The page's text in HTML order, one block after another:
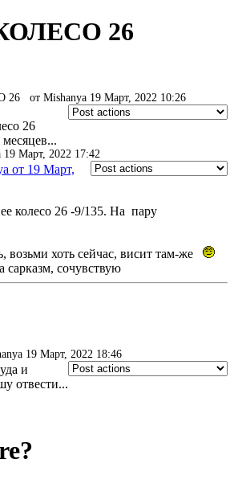
26
26 от Mishanya 19 Март, 2022 10:26
26
19 Март, 2022 17:42
от 19 Март,
колесо 26 -9/135. На пару
возьми хоть сейчас, висит там-же
сочувствую
19 Март, 2022 18:46
и
отвести...